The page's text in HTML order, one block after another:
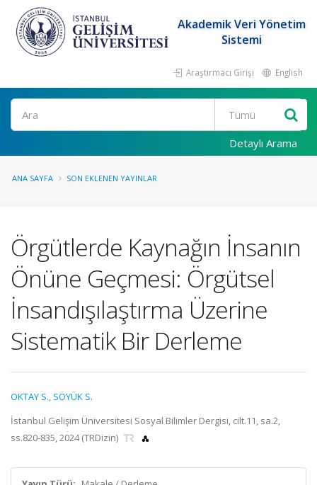
Akademik Veri Yönetim
Sistemi
Araştırmacı Girişi English
Ara
Detaylı Arama
ANA SAYFA SON EKLENEN YAYINLAR
Örgütlerde Kaynağın İnsanın
Önüne Geçmesi: Örgütsel
İnsandışılaştırma Üzerine
Sistematik Bir Derleme
OKTAY S., SÖYÜK S.
İstanbul Gelişim Üniversitesi Sosyal Bilimler Dergisi, cilt.11, sa.2,
ss.820-835, 2024 (TRDizin)